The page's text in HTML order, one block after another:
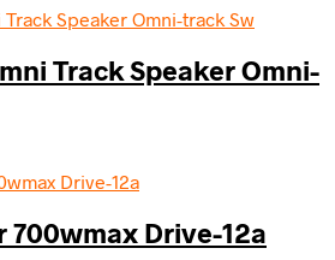
Track Speaker Omni-
700wmax Drive-12a